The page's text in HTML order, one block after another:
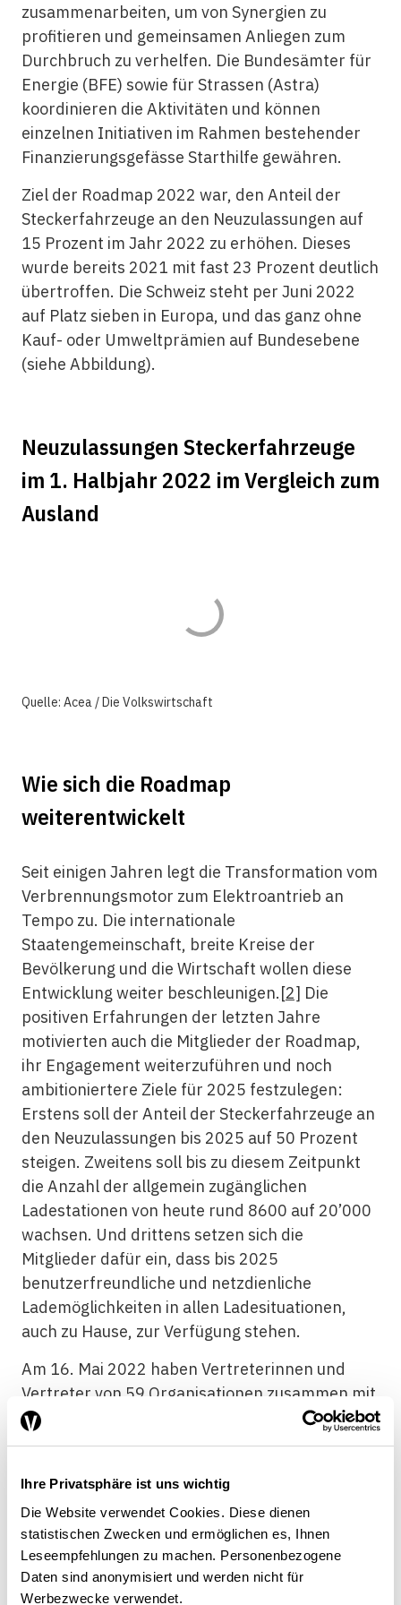
Ihre Privatsphäre ist uns wichtig
Die Website verwendet Cookies. Diese dienen
statistischen Zwecken und ermöglichen es, Ihnen
Leseempfehlungen zu machen. Personenbezogene
Daten sind anonymisiert und werden nicht für
Werbezwecke verwendet.
zusammenarbeiten, um von Synergien zu
profitieren und gemeinsamen Anliegen zum
Durchbruch zu verhelfen. Die Bundesämter für
Energie (BFE) sowie für Strassen (Astra)
koordinieren die Aktivitäten und können
einzelnen Initiativen im Rahmen bestehender
Finanzierungsgefässe Starthilfe gewähren.
Ziel der Roadmap 2022 war, den Anteil der
Steckerfahrzeuge an den Neuzulassungen auf
15 Prozent im Jahr 2022 zu erhöhen. Dieses
wurde bereits 2021 mit fast 23 Prozent deutlich
übertroffen. Die Schweiz steht per Juni 2022
auf Platz sieben in Europa, und das ganz ohne
Kauf- oder Umweltprämien auf Bundesebene
(siehe Abbildung).
Neuzulassungen Steckerfahrzeuge
im 1. Halbjahr 2022 im Vergleich zum
Ausland
Quelle: Acea / Die Volkswirtschaft
Wie sich die Roadmap
weiterentwickelt
Seit einigen Jahren legt die Transformation vom
Verbrennungsmotor zum Elektroantrieb an
Tempo zu. Die internationale
Staatengemeinschaft, breite Kreise der
Bevölkerung und die Wirtschaft wollen diese
Entwicklung weiter beschleunigen.[2] Die
positiven Erfahrungen der letzten Jahre
motivierten auch die Mitglieder der Roadmap,
ihr Engagement weiterzuführen und noch
ambitioniertere Ziele für 2025 festzulegen:
Erstens soll der Anteil der Steckerfahrzeuge an
den Neuzulassungen bis 2025 auf 50 Prozent
steigen. Zweitens soll bis zu diesem Zeitpunkt
die Anzahl der allgemein zugänglichen
Ladestationen von heute rund 8600 auf 20’000
wachsen. Und drittens setzen sich die
Mitglieder dafür ein, dass bis 2025
benutzerfreundliche und netzdienliche
Lademöglichkeiten in allen Ladesituationen,
auch zu Hause, zur Verfügung stehen.
Am 16. Mai 2022 haben Vertreterinnen und
Vertreter von 59 Organisationen zusammen mit
Bundesrätin Simonetta Sommaruga die neue
Roadmap Elektromobilität 2025 mit den neuen
werden mit75 Massnahmen
Ziele beitragen. Ein Herzstück der Roadmap
2025 sind die organisationsübergreifenden
Leuchtturmmassnahmen, welche besonders
relevante Herausforderungen adressieren: das